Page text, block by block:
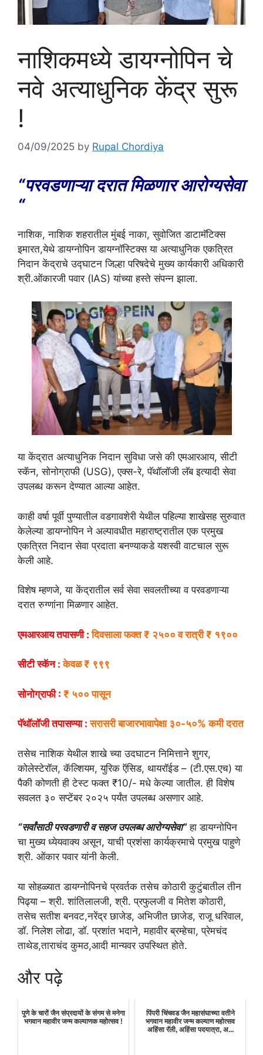
नाशिकमध्ये डायग्नोपिन चे
नवे अत्याधुनिक केंद्र सुरू
!
04/09/2025 by Rupal Chordiya
“परवडणाऱ्या दरात मिळणार आरोग्यसेवा
“
नाशिक, नाशिक शहरातील मुंबई नाका, सुवोजित डाटामॅटिक्स
इमारत,येथे डायग्नोपिन डायग्नॉस्टिक्स या अत्याधुनिक एकत्रित
निदान केंद्राचे उद्घाटन जिल्हा परिषदेचे मुख्य कार्यकारी अधिकारी
श्री.ओंकारजी पवार (IAS) यांच्या हस्ते संपन्न झाला.
या केंद्रात अत्याधुनिक निदान सुविधा जसे की एमआरआय, सीटी
स्कॅन, सोनोग्राफी (USG), एक्स-रे, पॅथॉलॉजी लॅब इत्यादी सेवा
उपलब्ध करून देण्यात आल्या आहेत.
काही वर्षा पूर्वी पुण्यातील वडगावशेरी येथील पहिल्या शाखेसह सुरुवात
केलेल्या डायग्नोपिन ने अल्पावधीत महाराष्ट्रातील एक प्रमुख
एकत्रित निदान सेवा प्रदाता बनण्याकडे यशस्वी वाटचाल सुरू
केली आहे.
विशेष म्हणजे, या केंद्रातील सर्व सेवा सवलतीच्या व परवडणाऱ्या
दरात रुग्णांना मिळणार आहेत.
एमआरआय तपासणी : दिवसाला फक्त ₹ २५०० व रात्री ₹ १९००
सीटी स्कॅन : केवळ ₹ ९९९
सोनोग्राफी : ₹ ५०० पासून
पॅथॉलॉजी तपासण्या : सरासरी बाजारभावापेक्षा ३०-५०% कमी दरात
तसेच नाशिक येथील शाखे च्या उदघाटन निमित्ताने शुगर,
कोलेस्टेरॉल, कॅल्शियम, युरिक ऍसिड, थायरॉईड – (टी.एस.एच) या
पैकी कोणती ही टेस्ट फक्त ₹10/- मधे केल्या जातील. ही विशेष
सवलत ३० सप्टेंबर २०२५ पर्यंत उपलब्ध असणार आहे.
“सर्वांसाठी परवडणारी व सहज उपलब्ध आरोग्यसेवा” हा डायग्नोपिन
चा मुख्य ध्येयवाक्य असून, याची प्रशंसा कार्यक्रमाचे प्रमुख पाहुणे
श्री. ओंकार पवार यांनी केली.
या सोहळ्यात डायग्नोपिनचे प्रवर्तक तसेच कोठारी कुटुंबातील तीन
पिढ्या – श्री. शांतिलालजी, श्री. प्रफुलजी व मितेश कोठारी,
तसेच सतीश बनवट,नरेंद्र छाजेड, अभिजीत छाजेड, राजू धरिवाल,
डॉ. निलेश लोढा, डॉ. प्रशांत भदाने, महावीर ब्रम्हेचा, प्रेमचंद
ताथेड,ताराचंद कुमठ,आदी मान्यवर उपस्थित होते.
और पढ़े
​पुणे के चारों जैन संप्रदायों के संगम से मनेगा
भगवान महावीर जन्म कल्याणक महोत्सव !
पिंपरी चिंचवड जैन महासंघाच्या वतीने
भगवान महावीर जन्म कल्याण महोत्सव
अहिंसा रॅली, अहिंसा पदयात्रा, अ...